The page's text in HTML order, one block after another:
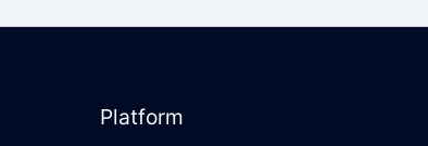
Platform